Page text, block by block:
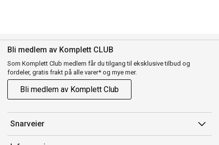
Bli medlem av Komplett CLUB
Som Komplett Club medlem får du tilgang til eksklusive tilbud og
fordeler, gratis frakt på alle varer* og mye mer.
Bli medlem av Komplett Club
Snarveier
Min side